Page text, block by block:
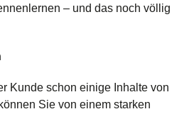
– und das noch völlig
Kunde schon einige Inhalte von
Sie von einem starken